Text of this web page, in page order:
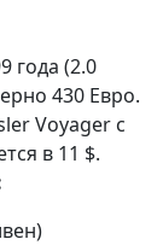
года (2.0
430 Евро.
Voyager с
в 11 $.